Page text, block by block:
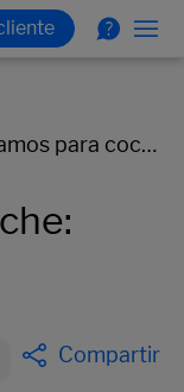
Préstamos para coche: ¿cómo financiar tu vehículo?
Compartir